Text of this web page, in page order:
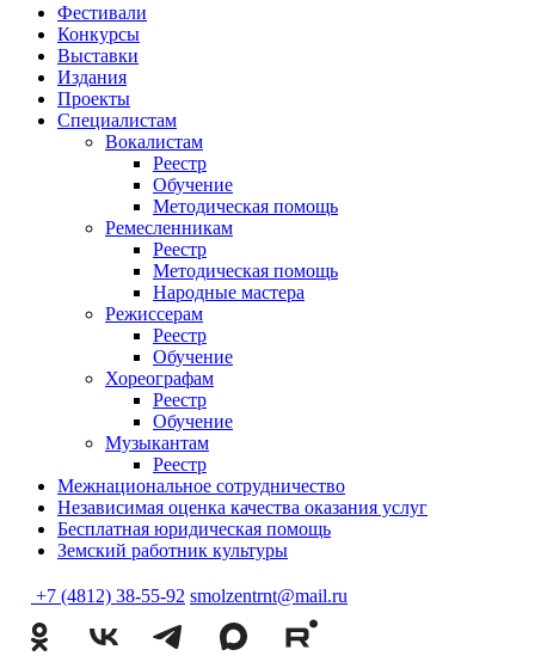
Фестивали
Конкурсы
Выставки
Издания
Проекты
Специалистам
Вокалистам
Реестр
Обучение
Методическая помощь
Ремесленникам
Реестр
Методическая помощь
Народные мастера
Режиссерам
Реестр
Обучение
Хореографам
Реестр
Обучение
Музыкантам
Реестр
Межнациональное сотрудничество
Независимая оценка качества оказания услуг
Бесплатная юридическая помощь
Земский работник культуры
+7 (4812) 38-55-92 smolzentrnt@mail.ru